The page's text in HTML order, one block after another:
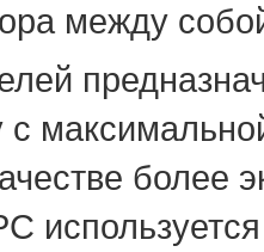
между
более